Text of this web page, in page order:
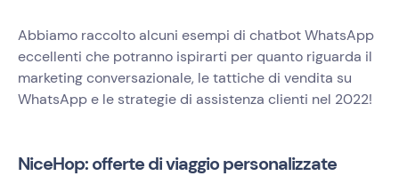
Abbiamo raccolto alcuni esempi di chatbot WhatsApp
eccellenti che potranno ispirarti per quanto riguarda il
marketing conversazionale, le tattiche di vendita su
WhatsApp e le strategie di assistenza clienti nel 2022!
NiceHop: offerte di viaggio personalizzate